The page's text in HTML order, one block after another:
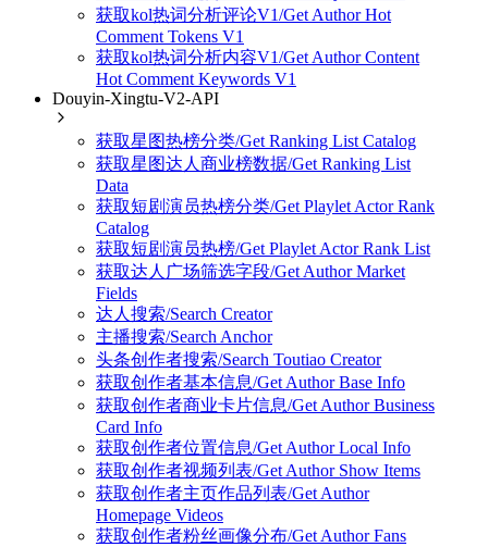
获取kol热词分析评论V1/Get Author Hot
Comment Tokens V1
获取kol热词分析内容V1/Get Author Content
Hot Comment Keywords V1
Douyin-Xingtu-V2-API
获取星图热榜分类/Get Ranking List Catalog
获取星图达人商业榜数据/Get Ranking List
Data
获取短剧演员热榜分类/Get Playlet Actor Rank
Catalog
获取短剧演员热榜/Get Playlet Actor Rank List
获取达人广场筛选字段/Get Author Market
Fields
达人搜索/Search Creator
主播搜索/Search Anchor
头条创作者搜索/Search Toutiao Creator
获取创作者基本信息/Get Author Base Info
获取创作者商业卡片信息/Get Author Business
Card Info
获取创作者位置信息/Get Author Local Info
获取创作者视频列表/Get Author Show Items
获取创作者主页作品列表/Get Author
Homepage Videos
获取创作者粉丝画像分布/Get Author Fans